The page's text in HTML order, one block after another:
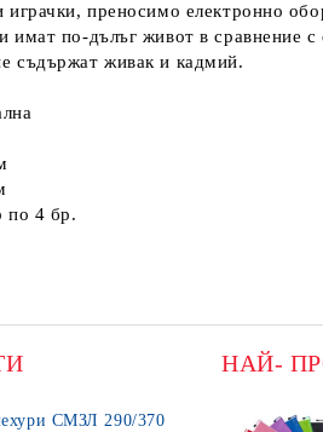
играчки, преносимо електронно
имат по-дълъг живот в сравнение
съдържат живак и кадмий.
по 4 бр.
НАЙ-